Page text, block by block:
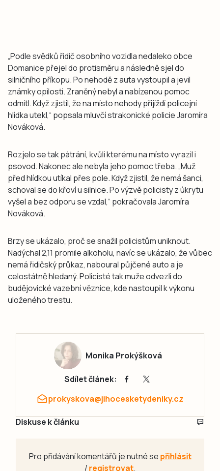
„Podle svědků řidič osobního vozidla nedaleko obce
Domanice přejel do protisměru a následně sjel do
silničního příkopu. Po nehodě z auta vystoupil a jevil
známky opilosti. Zraněný nebyl a nabízenou pomoc
odmítl. Když zjistil, že na místo nehody přijíždí policejní
hlídka utekl,“ popsala mluvčí strakonické policie Jaromíra
Nováková.
Rozjelo se tak pátrání, kvůli kterému na místo vyrazil i
psovod. Nakonec ale nebyla jeho pomoc třeba. „Muž
před hlídkou utíkal přes pole. Když zjistil, že nemá šanci,
schoval se do křoví u silnice. Po výzvě policisty z úkrytu
vyšel a bez odporu se vzdal,“ pokračovala Jaromíra
Nováková.
Brzy se ukázalo, proč se snažil policistům uniknout.
Nadýchal 2,11 promile alkoholu, navíc se ukázalo, že vůbec
nemá řidičský průkaz, naboural půjčené auto a je
celostátně hledaný. Policisté tak muže odvezli do
budějovické vazební věznice, kde nastoupil k výkonu
uloženého trestu.
Monika Prokýšková
Sdílet článek:
prokyskova@jihocesketydeniky.cz
Diskuse k článku
Pro přidávání komentářů je nutné se přihlásit
/registrovat.